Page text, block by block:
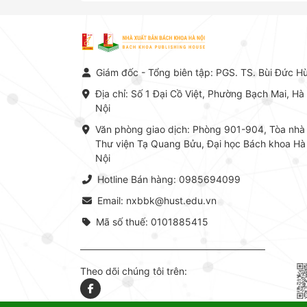
Hóa học phân tích tại Việt Nam hiện
nay. Bộ sách mang đến một hệ thống
-> Kỹ thuật thực hành -> Ứng dụng
Hà Nội ấn hành cả hai phiên bản sách
Giám đốc - Tổng biên tập: PGS. TS. Bùi Đức
Địa chỉ: Số 1 Đại Cồ Việt, Phường Bạch Mai, Hà
Nội
Văn phòng giao dịch: Phòng 901-904, Tòa nhà
Thư viện Tạ Quang Bửu, Đại học Bách khoa Hà
Nội
Hotline Bán hàng: 0985694099
Email: nxbbk@hust.edu.vn
Mã số thuế: 0101885415
Theo dõi chúng tôi trên: